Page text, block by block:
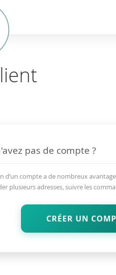
pas de compte ?
d’un compte a de nombreux
plusieurs adresses, suivre les
CRÉER UN